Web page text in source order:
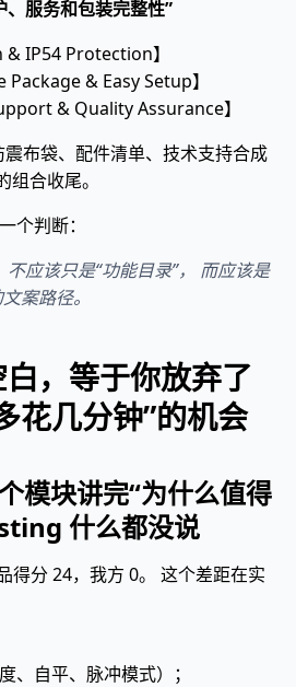
服务和包装完整性”
& IP54 Protection】
Package & Easy Setup】
& Quality Assurance】
布袋、配件清单、技术支持合成
组合收尾。
个判断：
应该只是“功能目录”， 而应该是
案路径。
，等于你放弃了
花几分钟”的机会
模块讲完“为什么值得
什么都没说
得分 24，我方 0。 这个差距在实
、自平、脉冲模式）；